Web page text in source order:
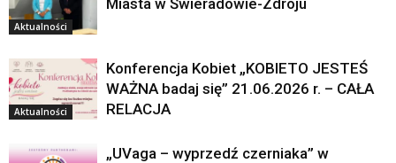
Aktualności
Aktualności
Konferencja Kobiet „KOBIETO JESTEŚ
WAŻNA badaj się” 21.06.2026 r. – CAŁA
RELACJA
„UVaga – wyprzedź czerniaka” w